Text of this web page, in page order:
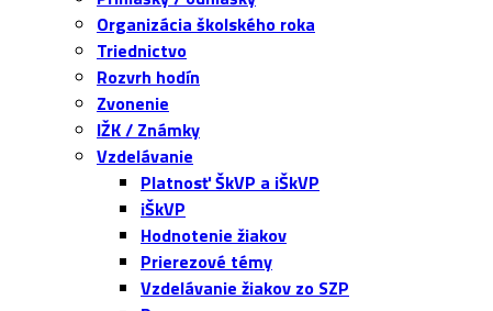
Organizácia školského roka
Triednictvo
Rozvrh hodín
Zvonenie
IŽK / Známky
Vzdelávanie
Platnosť ŠkVP a iŠkVP
iŠkVP
Hodnotenie žiakov
Prierezové témy
Vzdelávanie žiakov zo SZP